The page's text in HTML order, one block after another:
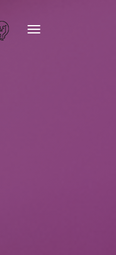
Toggle
navigation